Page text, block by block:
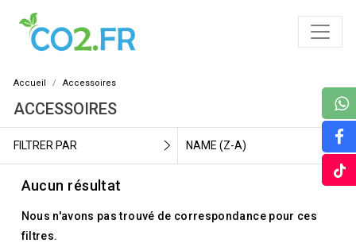
Accueil Accessoires
ACCESSOIRES
FILTRER PAR NAME (Z-A)
Aucun résultat
Nous n'avons pas trouvé de correspondance pour ces
filtres.